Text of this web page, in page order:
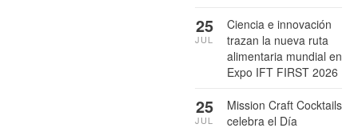
Ciencia e innovación
trazan la nueva ruta
alimentaria mundial en
Expo IFT FIRST 2026
25
JUL
Mission Craft Cocktails
celebra el Día
25
JUL